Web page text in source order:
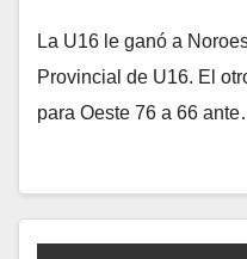
La U16 le ganó a
Provincial de U16. El
para Oeste 76 a 66